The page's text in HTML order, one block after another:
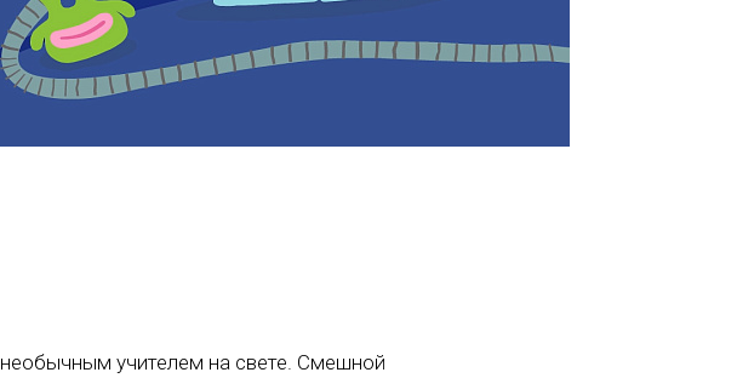
учителем на свете. Смешной